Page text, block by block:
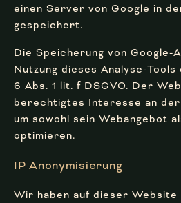
einen Server von Google in
gespeichert.
Die Speicherung von Google-
Nutzung dieses Analyse-
6 Abs. 1 lit. f DSGVO. Der
berechtigtes Interesse an
um sowohl sein Webangebot
optimieren.
IP Anonymisierung
Wir haben auf dieser Website